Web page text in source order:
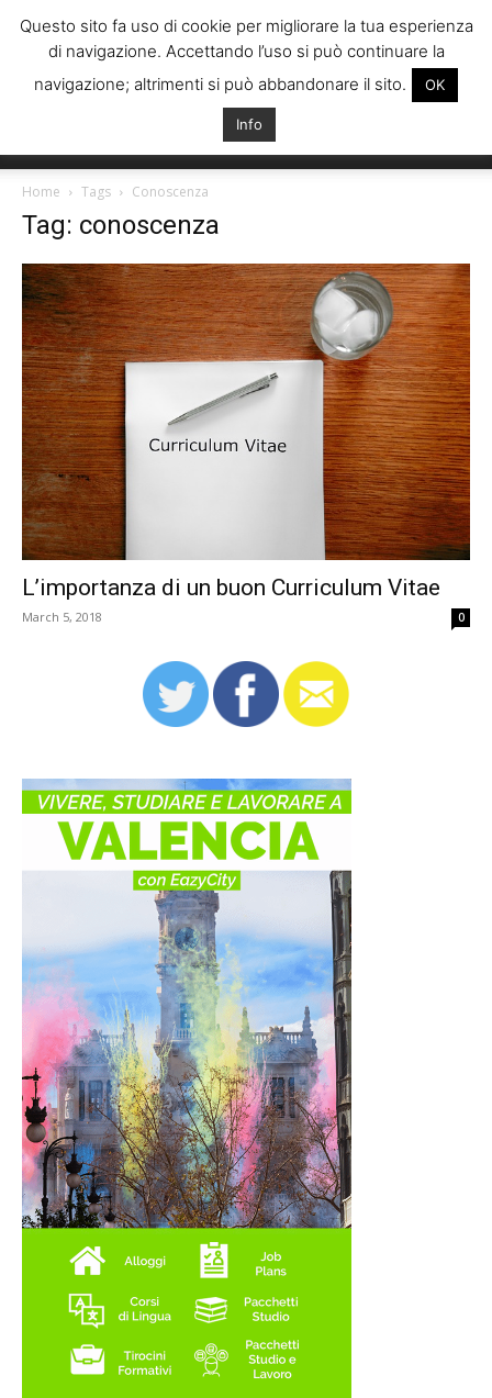
Italiani
Home Tags Conoscenza
Tag: conoscenza
L’importanza di un buon Curriculum Vitae
March 5, 2018 0
Questo sito fa uso di cookie per migliorare la tua esperienza
di navigazione. Accettando l’uso si può continuare la
navigazione; altrimenti si può abbandonare il sito.
OK
Info